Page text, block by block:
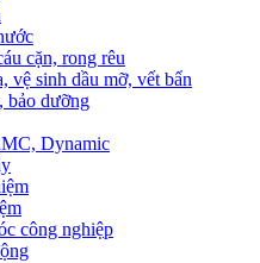
cặn, rong rêu
vệ sinh dầu mỡ, vết bẩn
bảo dưỡng
Dynamic
công nghiệp